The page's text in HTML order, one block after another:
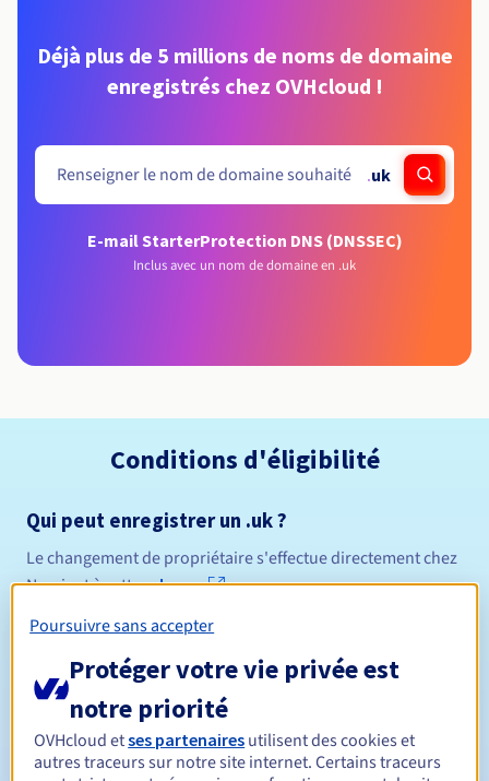
Déjà plus de 5 millions de noms de domaine
enregistrés chez OVHcloud !
.uk
E-mail StarterProtection DNS (DNSSEC)
Inclus avec un nom de domaine en .uk
Conditions d'éligibilité
Qui peut enregistrer un .uk ?
Le changement de propriétaire s'effectue directement chez
Nominet à cetteadresse .
Durée de réservation Entre 1 et 10 ans
Durée de renouvellement Entre 1 et 10 ans
Poursuivre sans accepter
Protéger votre vie privée est
notre priorité
OVHcloud etses partenaires utilisent des cookies et
autres traceurs sur notre site internet. Certains traceurs